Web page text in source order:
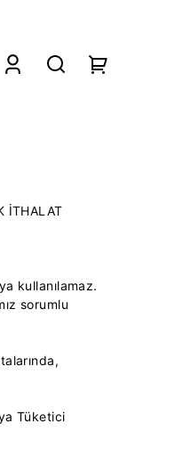
İTHALAT
kullanılamaz.
sorumlu
Tüketici